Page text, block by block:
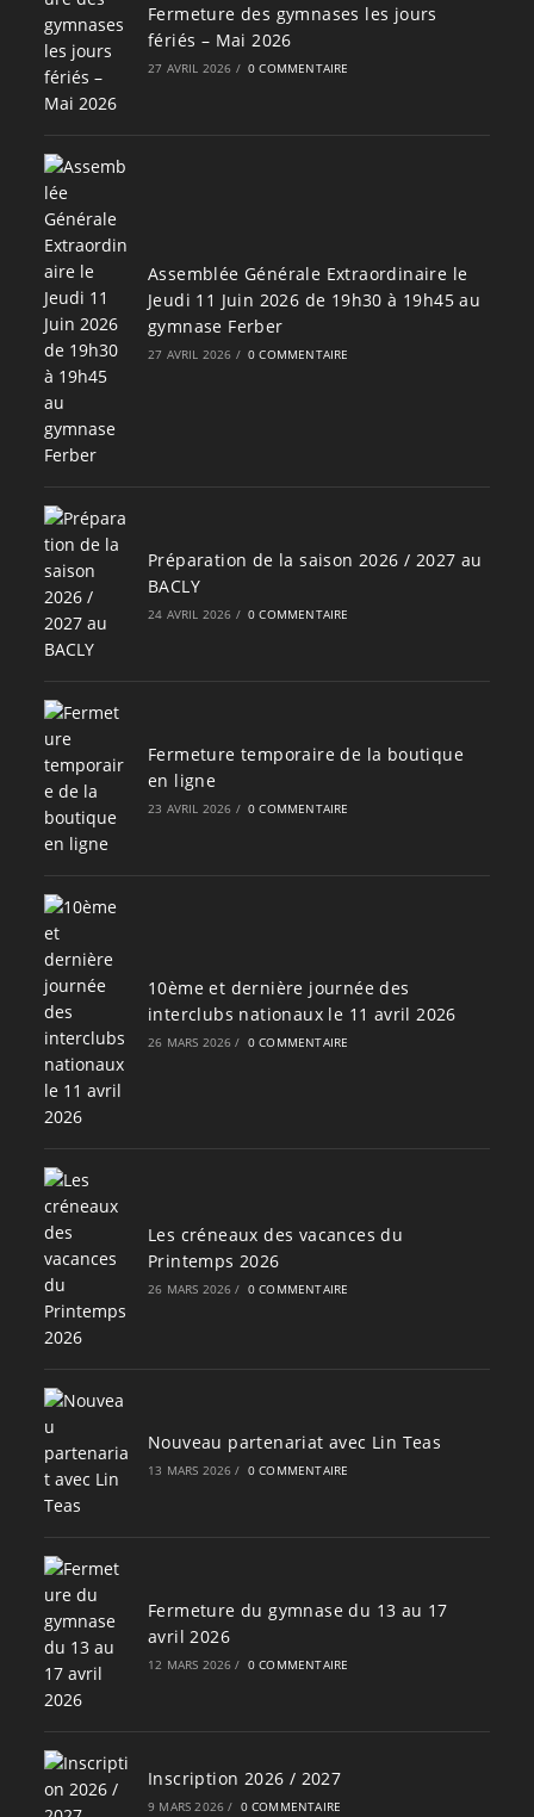
Fermeture des gymnases les jours
fériés – Mai 2026
27 AVRIL 2026 / 0 COMMENTAIRE
Assemblée Générale Extraordinaire le
Jeudi 11 Juin 2026 de 19h30 à 19h45 au
gymnase Ferber
27 AVRIL 2026 / 0 COMMENTAIRE
Préparation de la saison 2026 / 2027 au
BACLY
24 AVRIL 2026 / 0 COMMENTAIRE
Fermeture temporaire de la boutique
en ligne
23 AVRIL 2026 / 0 COMMENTAIRE
10ème et dernière journée des
interclubs nationaux le 11 avril 2026
26 MARS 2026 / 0 COMMENTAIRE
Les créneaux des vacances du
Printemps 2026
26 MARS 2026 / 0 COMMENTAIRE
Nouveau partenariat avec Lin Teas
13 MARS 2026 / 0 COMMENTAIRE
Fermeture du gymnase du 13 au 17
avril 2026
12 MARS 2026 / 0 COMMENTAIRE
Inscription 2026 / 2027
9 MARS 2026 / 0 COMMENTAIRE